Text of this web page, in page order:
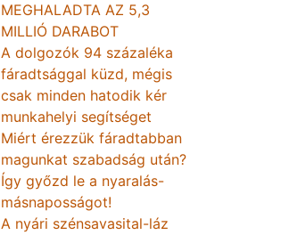
MEGHALADTA AZ 5,3
MILLIÓ DARABOT
A dolgozók 94 százaléka
fáradtsággal küzd, mégis
csak minden hatodik kér
munkahelyi segítséget
Miért érezzük fáradtabban
magunkat szabadság után?
Így győzd le a nyaralás-
másnaposságot!
A nyári szénsavasital-láz